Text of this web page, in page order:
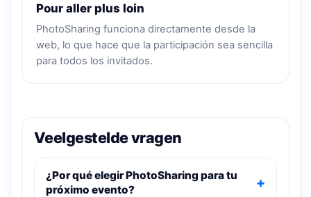
Pour aller plus loin
PhotoSharing funciona directamente desde la
web, lo que hace que la participación sea sencilla
para todos los invitados.
Veelgestelde vragen
¿Por qué elegir PhotoSharing para tu
próximo evento?